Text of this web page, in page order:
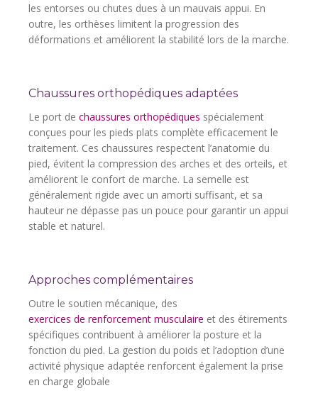
les entorses ou chutes dues à un mauvais appui. En
outre, les orthèses limitent la progression des
déformations et améliorent la stabilité lors de la marche.
Chaussures orthopédiques adaptées
Le port de chaussures orthopédiques spécialement
conçues pour les pieds plats complète efficacement le
traitement. Ces chaussures respectent l’anatomie du
pied, évitent la compression des arches et des orteils, et
améliorent le confort de marche. La semelle est
généralement rigide avec un amorti suffisant, et sa
hauteur ne dépasse pas un pouce pour garantir un appui
stable et naturel.
Approches complémentaires
Outre le soutien mécanique, des
exercices de renforcement musculaire et des étirements
spécifiques contribuent à améliorer la posture et la
fonction du pied. La gestion du poids et l’adoption d’une
activité physique adaptée renforcent également la prise
en charge globale